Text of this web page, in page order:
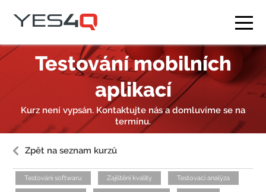
Testování mobilních
aplikací
Kurz není vypsán. Kontaktujte nás a domluvíme se na
termínu.
Zpět na seznam kurzů
Testování softwaru Zajištění kvality Testovací analýza
Co děláme
Kdo jsme
Naši klienti
Kurzy
Kontakt